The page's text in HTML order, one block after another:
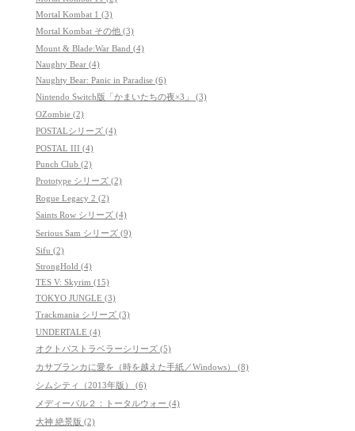
Mortal Kombat 1 (3)
Mortal Kombat その他 (3)
Mount & Blade:War Band (4)
Naughty Bear (4)
Naughty Bear: Panic in Paradise (6)
Nintendo Switch版「かまいたちの夜×3」 (3)
OZombie (2)
POSTALシリーズ (4)
POSTAL III (4)
Punch Club (2)
Prototype シリーズ (2)
Rogue Legacy 2 (2)
Saints Row シリーズ (4)
Serious Sam シリーズ (9)
Sifu (2)
StrongHold (4)
TES V: Skyrim (15)
TOKYO JUNGLE (3)
Trackmania シリーズ (3)
UNDERTALE (4)
オクトパストラベラーシリーズ (5)
カサブランカに愛を（時を越えた手紙／Windows） (8)
シムシティ（2013年版） (6)
メディーバル２：トータルウォー (4)
大神 絶景版 (2)